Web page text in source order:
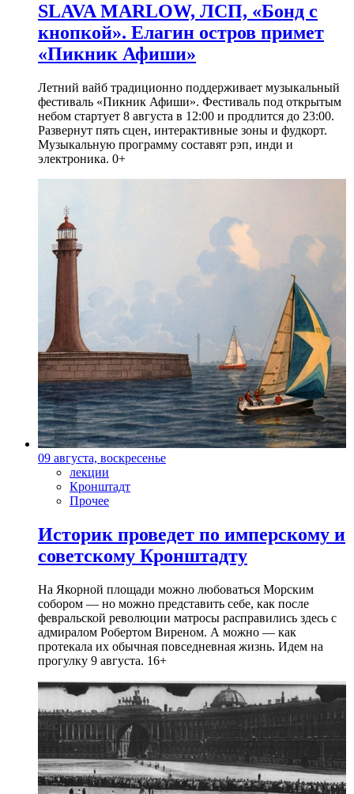
SLAVA MARLOW, ЛСП, «Бонд с
кнопкой». Елагин остров примет
«Пикник Афиши»
Летний вайб традиционно поддерживает музыкальный
фестиваль «Пикник Афиши». Фестиваль под открытым
небом стартует 8 августа в 12:00 и продлится до 23:00.
Развернут пять сцен, интерактивные зоны и фудкорт.
Музыкальную программу составят рэп, инди и
электроника. 0+
09 августа, воскресенье
лекции
Кронштадт
Прочее
Историк проведет по имперскому и
советскому Кронштадту
На Якорной площади можно любоваться Морским
собором — но можно представить себе, как после
февральской революции матросы расправились здесь с
адмиралом Робертом Виреном. А можно — как
протекала их обычная повседневная жизнь. Идем на
прогулку 9 августа. 16+